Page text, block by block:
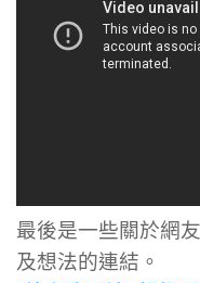
最後是一些關於網
及想法的連結。